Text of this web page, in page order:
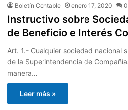
Boletín Contable enero 17, 2020 0
Instructivo sobre
de Beneficio e Interés
Art. 1.- Cualquier sociedad nacional
de la Superintendencia de
manera…
Leer más »